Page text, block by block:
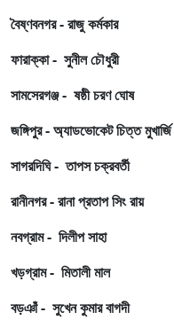
বৈষ্ণবনগর - রাজু কর্মকার
ফারাক্কা - সুনীল চৌধুরী
সামসেরগঞ্জ - ষষ্ঠী চরণ ঘোষ
জঙ্গিপুর - অ্যাডভোকেট চিত্ত মুখার্জি
সাগরদিঘি - তাপস চক্রবর্তী
রানীনগর - রানা প্রতাপ সিং রায়
নবগ্রাম - দিলীপ সাহা
খড়গ্রাম - মিতালী মাল
বড়ঞাঁ - সুখেন কুমার বাগদী